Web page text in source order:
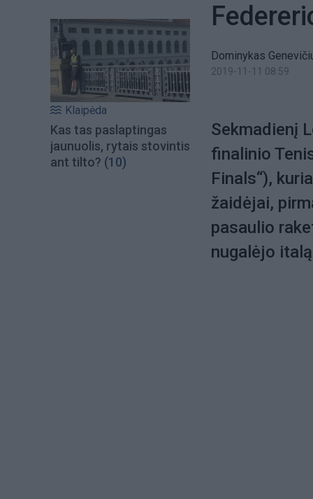
Klaipėda
Kas tas paslaptingas
jaunuolis, rytais stovintis
ant tilto? (10)
Dominykas
2019-11-11 08:59
Sekmadienį
finalinio
Finals“),
žaidėjai,
pasaulio
nugalėjo